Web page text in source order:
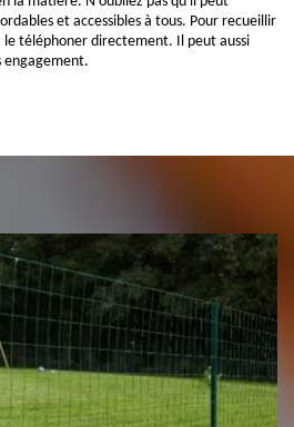
et accessibles à tous. Pour recueillir
téléphoner directement. Il peut aussi
engagement.